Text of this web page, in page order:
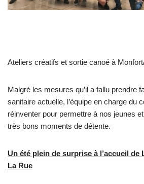
Ateliers créatifs et sortie canoé à
Malgré les mesures qu’il a fallu prendre
sanitaire actuelle, l’équipe en charge du
réinventer pour permettre à nos jeunes
très bons moments de détente.
Un été plein de surprise à l’accueil de
La Rue